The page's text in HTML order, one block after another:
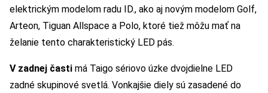
elektrickým modelom radu ID., ako aj novým modelom Golf,
Arteon, Tiguan Allspace a Polo, ktoré tiež môžu mať na
želanie tento charakteristický LED pás.
V zadnej časti má Taigo sériovo úzke dvojdielne LED
zadné skupinové svetlá. Vonkajšie diely sú zasadené do